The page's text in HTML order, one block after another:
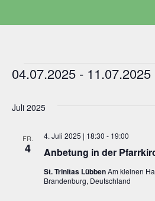
04.07.2025 - 11.07.2025
wählen.
Juli 2025
FR.
4 Anbetung in der
4. Juli 2025 | 18:30 - 19:00
St. Trinitas LübbenAm kleinen
Brandenburg, Deutschland